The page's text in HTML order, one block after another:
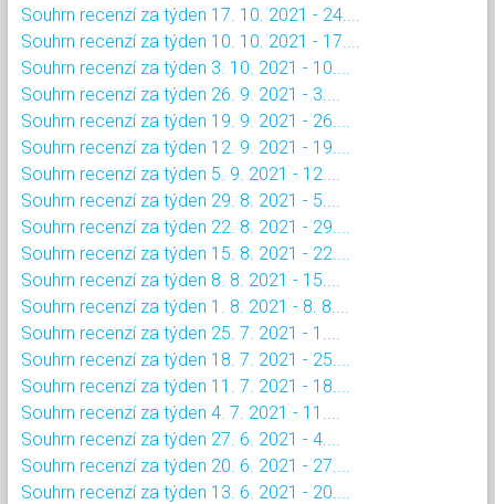
Souhrn recenzí za týden 17. 10. 2021 - 24....
Souhrn recenzí za týden 10. 10. 2021 - 17....
Souhrn recenzí za týden 3. 10. 2021 - 10....
Souhrn recenzí za týden 26. 9. 2021 - 3....
Souhrn recenzí za týden 19. 9. 2021 - 26....
Souhrn recenzí za týden 12. 9. 2021 - 19....
Souhrn recenzí za týden 5. 9. 2021 - 12....
Souhrn recenzí za týden 29. 8. 2021 - 5....
Souhrn recenzí za týden 22. 8. 2021 - 29....
Souhrn recenzí za týden 15. 8. 2021 - 22....
Souhrn recenzí za týden 8. 8. 2021 - 15....
Souhrn recenzí za týden 1. 8. 2021 - 8. 8....
Souhrn recenzí za týden 25. 7. 2021 - 1....
Souhrn recenzí za týden 18. 7. 2021 - 25....
Souhrn recenzí za týden 11. 7. 2021 - 18....
Souhrn recenzí za týden 4. 7. 2021 - 11....
Souhrn recenzí za týden 27. 6. 2021 - 4....
Souhrn recenzí za týden 20. 6. 2021 - 27....
Souhrn recenzí za týden 13. 6. 2021 - 20....